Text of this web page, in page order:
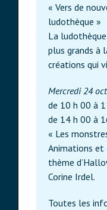
« Vers de
ludothèque »
La
plus grands à
créations qui
Mercredi 24
de 10 h 00 à
de 14 h 00 à
« Les
Animations
thème
Corine Irdel.
Toutes les